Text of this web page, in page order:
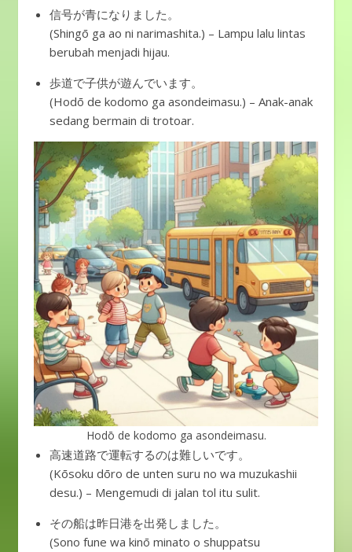
信号が青になりました。
(Shingō ga ao ni narimashita.) – Lampu lalu lintas
berubah menjadi hijau.
歩道で子供が遊んでいます。
(Hodō de kodomo ga asondeimasu.) – Anak-anak
sedang bermain di trotoar.
Hodō de kodomo ga asondeimasu.
高速道路で運転するのは難しいです。
(Kōsoku dōro de unten suru no wa muzukashii
desu.) – Mengemudi di jalan tol itu sulit.
その船は昨日港を出発しました。
(Sono fune wa kinō minato o shuppatsu